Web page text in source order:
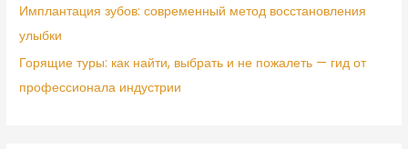
Имплантация зубов: современный метод восстановления
улыбки
Горящие туры: как найти, выбрать и не пожалеть — гид от
профессионала индустрии